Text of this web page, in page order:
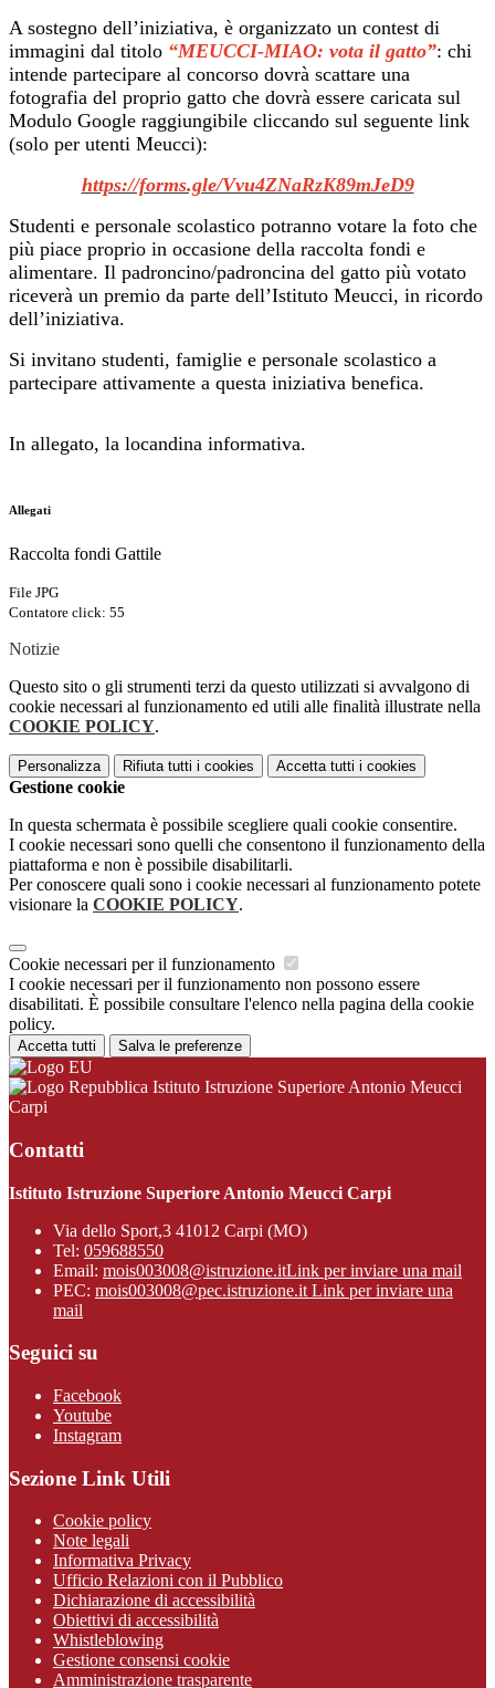
A sostegno dell’iniziativa, è organizzato un contest di
immagini dal titolo “MEUCCI-MIAO: vota il gatto”: chi
intende partecipare al concorso dovrà scattare una
fotografia del proprio gatto che dovrà essere caricata sul
Modulo Google raggiungibile cliccando sul seguente link
(solo per utenti Meucci):
https://forms.gle/Vvu4ZNaRzK89mJeD9
Studenti e personale scolastico potranno votare la foto che
più piace proprio in occasione della raccolta fondi e
alimentare. Il padroncino/padroncina del gatto più votato
riceverà un premio da parte dell’Istituto Meucci, in ricordo
dell’iniziativa.
Si invitano studenti, famiglie e personale scolastico a
partecipare attivamente a questa iniziativa benefica.
In allegato, la locandina informativa.
Allegati
Raccolta fondi Gattile
File JPG
Contatore click: 55
Notizie
Questo sito o gli strumenti terzi da questo utilizzati si avvalgono di
cookie necessari al funzionamento ed utili alle finalità illustrate nella
COOKIE POLICY.
Personalizza Rifiuta tutti i cookies Accetta tutti i cookies
Gestione cookie
In questa schermata è possibile scegliere quali cookie consentire.
I cookie necessari sono quelli che consentono il funzionamento della
piattaforma e non è possibile disabilitarli.
Per conoscere quali sono i cookie necessari al funzionamento potete
visionare la COOKIE POLICY.
Cookie necessari per il funzionamento
I cookie necessari per il funzionamento non possono essere
disabilitati. È possibile consultare l'elenco nella pagina della cookie
policy.
Accetta tutti Salva le preferenze
Istituto Istruzione Superiore Antonio Meucci
Carpi
Contatti
Istituto Istruzione Superiore Antonio Meucci Carpi
Via dello Sport,3 41012 Carpi (MO)
Tel: 059688550
Email: mois003008@istruzione.itLink per inviare una mail
PEC: mois003008@pec.istruzione.it Link per inviare una
mail
Seguici su
Facebook
Youtube
Instagram
Sezione Link Utili
Cookie policy
Note legali
Informativa Privacy
Ufficio Relazioni con il Pubblico
Dichiarazione di accessibilità
Obiettivi di accessibilità
Whistleblowing
Gestione consensi cookie
Amministrazione trasparente